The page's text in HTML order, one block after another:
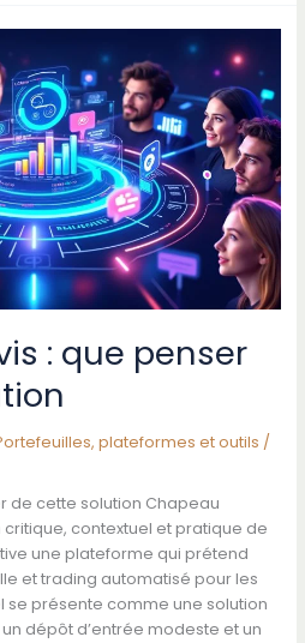
: que penser
plateformes et outils /
de cette solution Chapeau
contextuel et pratique de
une plateforme qui prétend
et trading automatisé pour les
se présente comme une solution
dépôt d’entrée modeste et un